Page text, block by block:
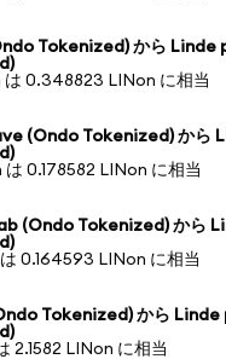
Tokenized) から Linde
は 0.348823 LINon に相当
(Ondo Tokenized) から
は 0.178582 LINon に相当
(Ondo Tokenized) から
0.164593 LINon に相当
Tokenized) から
2.1582 LINon に相当